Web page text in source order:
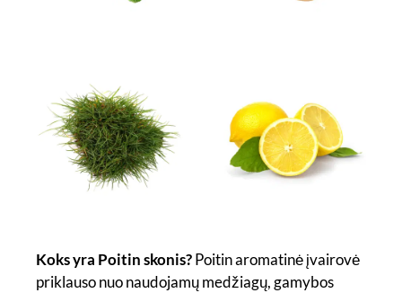
Koks yra Poitin skonis?Poitin aromatinė įvairovė
priklauso nuo naudojamų medžiagų, gamybos